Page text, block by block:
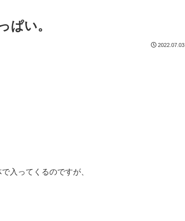
ぱい。
2022.07.03
入ってくるのですが、